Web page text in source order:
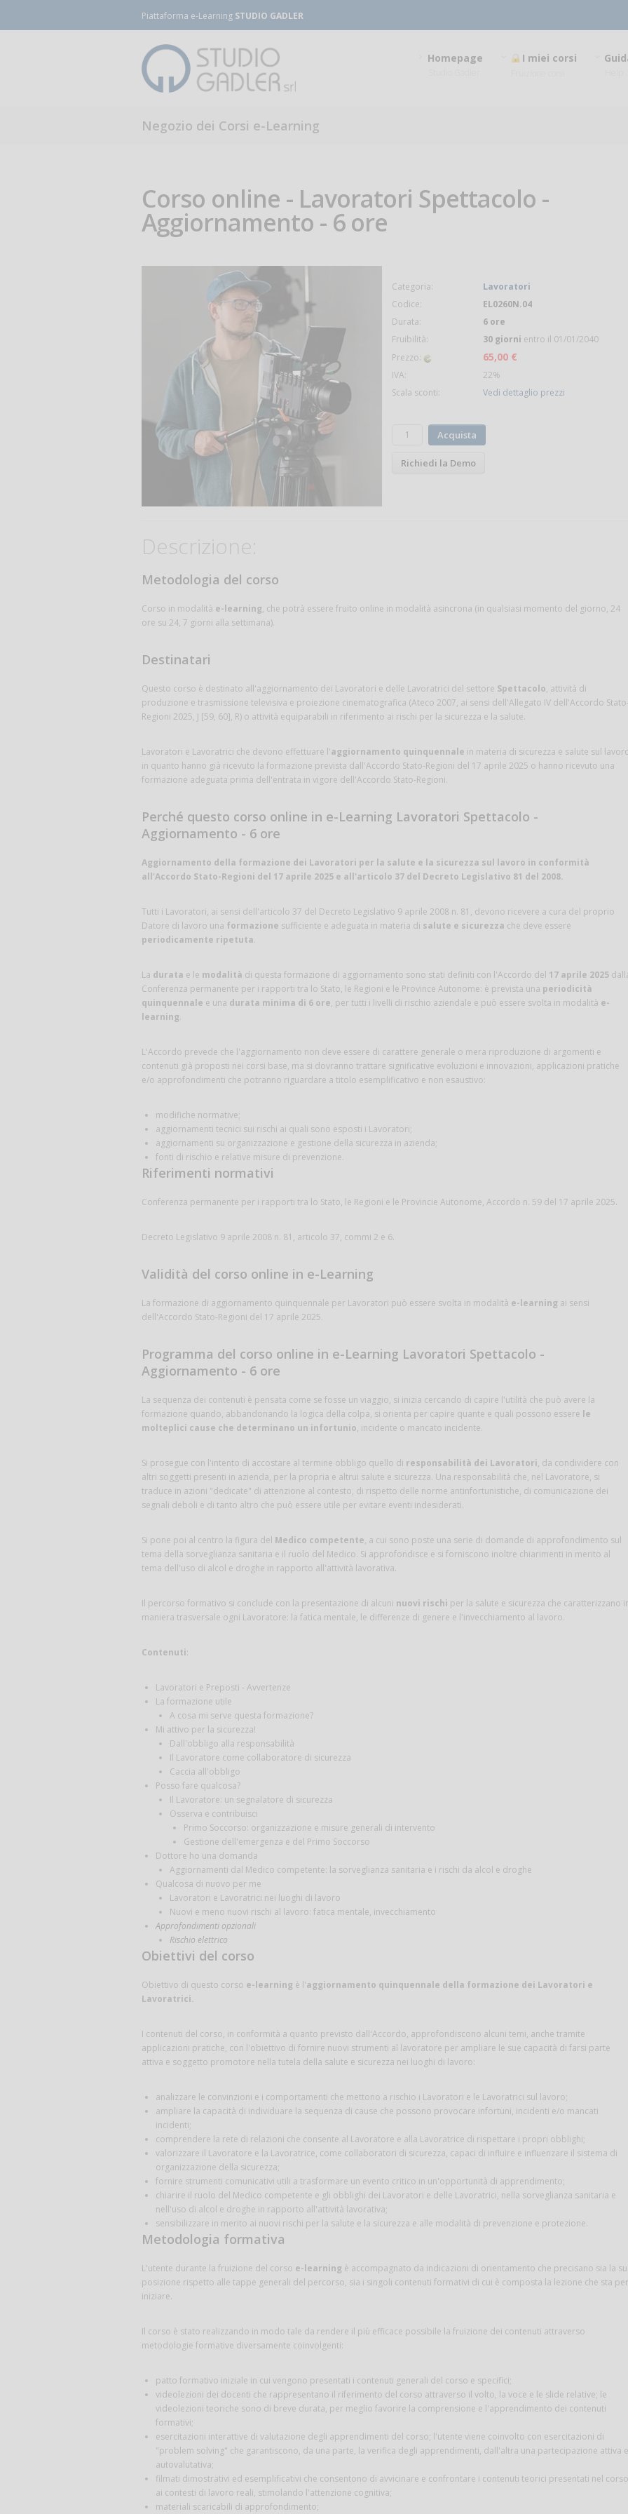
Piattaforma e-Learning STUDIO GADLER
Homepage I miei corsi
Negozio dei Corsi e-Learning
Corso online - Lavoratori Spettacolo -
Aggiornamento - 6 ore
Categoria:
Lavoratori
Codice:
EL0260N.04
Durata:
6 ore
Fruibilità:
30 giorni entro il 01/01/2040
Prezzo:
65,00 €
IVA:
22%
Scala sconti:
Vedi dettaglio prezzi
Acquista
Richiedi la Demo
Descrizione:
Metodologia del corso
Corso in modalità e-learning, che potrà essere fruito online in modalità asincrona (in qualsiasi momento del giorno, 24
ore su 24, 7 giorni alla settimana).
Destinatari
Questo corso è destinato all'aggiornamento dei Lavoratori e delle Lavoratrici del settore Spettacolo, attività di
produzione e trasmissione televisiva e proiezione cinematografica (Ateco 2007, ai sensi dell'Allegato IV dell'Accordo
Regioni 2025, J [59, 60], R) o attività equiparabili in riferimento ai rischi per la sicurezza e la salute.
Lavoratori e Lavoratrici che devono effettuare l'aggiornamento quinquennale in materia di sicurezza e salute sul
in quanto hanno già ricevuto la formazione prevista dall'Accordo Stato-Regioni del 17 aprile 2025 o hanno ricevuto una
formazione adeguata prima dell'entrata in vigore dell'Accordo Stato-Regioni.
Perché questo corso online in e-Learning Lavoratori Spettacolo -
Aggiornamento - 6 ore
Aggiornamento della formazione dei Lavoratori per la salute e la sicurezza sul lavoro in conformità
all'Accordo Stato-Regioni del 17 aprile 2025 e all'articolo 37 del Decreto Legislativo 81 del 2008.
Tutti i Lavoratori, ai sensi dell'articolo 37 del Decreto Legislativo 9 aprile 2008 n. 81, devono ricevere a cura del proprio
Datore di lavoro una formazione sufficiente e adeguata in materia di salute e sicurezza che deve essere
periodicamente ripetuta.
La durata e le modalità di questa formazione di aggiornamento sono stati definiti con l'Accordo del 17 aprile 2025
Conferenza permanente per i rapporti tra lo Stato, le Regioni e le Province Autonome: è prevista una periodicità
quinquennale e una durata minima di 6 ore, per tutti i livelli di rischio aziendale e può essere svolta in modalità e-
learning.
L'Accordo prevede che l'aggiornamento non deve essere di carattere generale o mera riproduzione di argomenti e
contenuti già proposti nei corsi base, ma si dovranno trattare significative evoluzioni e innovazioni, applicazioni pratiche
e/o approfondimenti che potranno riguardare a titolo esemplificativo e non esaustivo:
modifiche normative;
aggiornamenti tecnici sui rischi ai quali sono esposti i Lavoratori;
aggiornamenti su organizzazione e gestione della sicurezza in azienda;
fonti di rischio e relative misure di prevenzione.
Riferimenti normativi
Conferenza permanente per i rapporti tra lo Stato, le Regioni e le Provincie Autonome, Accordo n. 59 del 17 aprile 2025.
Decreto Legislativo 9 aprile 2008 n. 81, articolo 37, commi 2 e 6.
Validità del corso online in e-Learning
La formazione di aggiornamento quinquennale per Lavoratori può essere svolta in modalità e-learning ai sensi
dell'Accordo Stato-Regioni del 17 aprile 2025.
Programma del corso online in e-Learning Lavoratori Spettacolo -
Aggiornamento - 6 ore
La sequenza dei contenuti è pensata come se fosse un viaggio, si inizia cercando di capire l'utilità che può avere la
formazione quando, abbandonando la logica della colpa, si orienta per capire quante e quali possono essere le
molteplici cause che determinano un infortunio, incidente o mancato incidente.
Si prosegue con l'intento di accostare al termine obbligo quello di responsabilità dei Lavoratori, da condividere con
altri soggetti presenti in azienda, per la propria e altrui salute e sicurezza. Una responsabilità che, nel Lavoratore, si
traduce in azioni "dedicate" di attenzione al contesto, di rispetto delle norme antinfortunistiche, di comunicazione dei
segnali deboli e di tanto altro che può essere utile per evitare eventi indesiderati.
Si pone poi al centro la figura del Medico competente, a cui sono poste una serie di domande di approfondimento sul
tema della sorveglianza sanitaria e il ruolo del Medico. Si approfondisce e si forniscono inoltre chiarimenti in merito al
tema dell'uso di alcol e droghe in rapporto all'attività lavorativa.
Il percorso formativo si conclude con la presentazione di alcuni nuovi rischi per la salute e sicurezza che caratterizzano
maniera trasversale ogni Lavoratore: la fatica mentale, le differenze di genere e l'invecchiamento al lavoro.
Contenuti:
Lavoratori e Preposti - Avvertenze
La formazione utile
A cosa mi serve questa formazione?
Mi attivo per la sicurezza!
Dall'obbligo alla responsabilità
Il Lavoratore come collaboratore di sicurezza
Caccia all'obbligo
Posso fare qualcosa?
Il Lavoratore: un segnalatore di sicurezza
Osserva e contribuisci
Primo Soccorso: organizzazione e misure generali di intervento
Gestione dell'emergenza e del Primo Soccorso
Dottore ho una domanda
Aggiornamenti dal Medico competente: la sorveglianza sanitaria e i rischi da alcol e droghe
Qualcosa di nuovo per me
Lavoratori e Lavoratrici nei luoghi di lavoro
Nuovi e meno nuovi rischi al lavoro: fatica mentale, invecchiamento
Approfondimenti opzionali
Rischio elettrico
Obiettivi del corso
Obiettivo di questo corso e-learning è l'aggiornamento quinquennale della formazione dei Lavoratori e
Lavoratrici.
I contenuti del corso, in conformità a quanto previsto dall'Accordo, approfondiscono alcuni temi, anche tramite
applicazioni pratiche, con l'obiettivo di fornire nuovi strumenti al lavoratore per ampliare le sue capacità di farsi parte
attiva e soggetto promotore nella tutela della salute e sicurezza nei luoghi di lavoro:
analizzare le convinzioni e i comportamenti che mettono a rischio i Lavoratori e le Lavoratrici sul lavoro;
ampliare la capacità di individuare la sequenza di cause che possono provocare infortuni, incidenti e/o mancati
incidenti;
comprendere la rete di relazioni che consente al Lavoratore e alla Lavoratrice di rispettare i propri obblighi;
valorizzare il Lavoratore e la Lavoratrice, come collaboratori di sicurezza, capaci di influire e influenzare il sistema di
organizzazione della sicurezza;
fornire strumenti comunicativi utili a trasformare un evento critico in un'opportunità di apprendimento;
chiarire il ruolo del Medico competente e gli obblighi dei Lavoratori e delle Lavoratrici, nella sorveglianza sanitaria e
nell'uso di alcol e droghe in rapporto all'attività lavorativa;
sensibilizzare in merito ai nuovi rischi per la salute e la sicurezza e alle modalità di prevenzione e protezione.
Metodologia formativa
L'utente durante la fruizione del corso e-learning è accompagnato da indicazioni di orientamento che precisano sia la
posizione rispetto alle tappe generali del percorso, sia i singoli contenuti formativi di cui è composta la lezione che sta per
iniziare.
Il corso è stato realizzando in modo tale da rendere il più efficace possibile la fruizione dei contenuti attraverso
metodologie formative diversamente coinvolgenti:
patto formativo iniziale in cui vengono presentati i contenuti generali del corso e specifici;
videolezioni dei docenti che rappresentano il riferimento del corso attraverso il volto, la voce e le slide relative; le
videolezioni teoriche sono di breve durata, per meglio favorire la comprensione e l'apprendimento dei contenuti
formativi;
esercitazioni interattive di valutazione degli apprendimenti del corso; l'utente viene coinvolto con esercitazioni di
"problem solving" che garantiscono, da una parte, la verifica degli apprendimenti, dall'altra una partecipazione attiva e
autovalutativa;
filmati dimostrativi ed esemplificativi che consentono di avvicinare e confrontare i contenuti teorici presentati nel corso
ai contesti di lavoro reali, stimolando l'attenzione cognitiva;
materiali scaricabili di approfondimento;